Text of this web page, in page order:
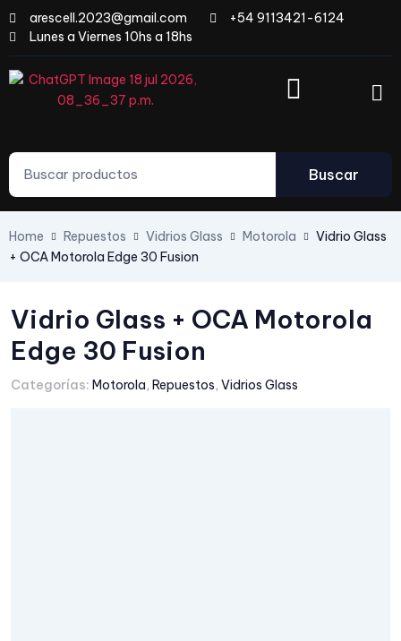
arescell.2023@gmail.com
+54 9113421-6124
Lunes a Viernes 10hs a 18hs
Buscar
Home Repuestos Vidrios Glass Motorola
Vidrio Glass
+ OCA Motorola Edge 30 Fusion
Vidrio Glass + OCA Motorola
Edge 30 Fusion
Categorías: Motorola, Repuestos, Vidrios Glass